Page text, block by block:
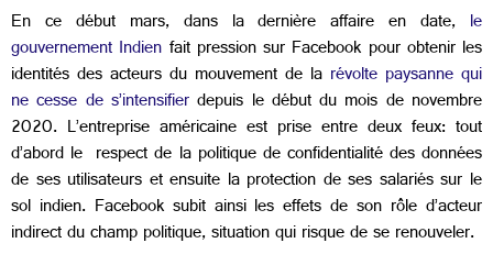
En ce début mars, dans la dernière affaire en date, le
gouvernement Indien fait pression sur Facebook pour obtenir les
identités des acteurs du mouvement de la révolte paysanne qui
ne cesse de s’intensifierdepuis le début du mois de novembre
2020. L’entreprise américaine est prise entre deux feux: tout
d’abord le respect de la politique de confidentialité des données
de ses utilisateurs et ensuite la protection de ses salariés sur le
sol indien. Facebook subit ainsi les effets de son rôle d’acteur
indirect du champ politique, situation qui risque de se renouveler.